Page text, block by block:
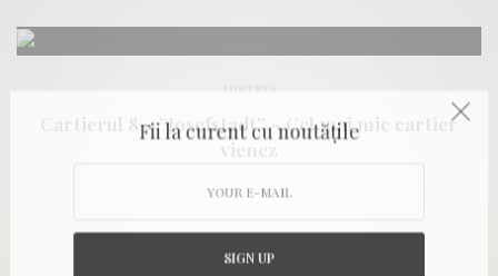
Fii la curent cu noutățile
SIGN UP
AUSTRIA
Cartierul 8 – ”Josefstadt” – Cel mai mic cartier